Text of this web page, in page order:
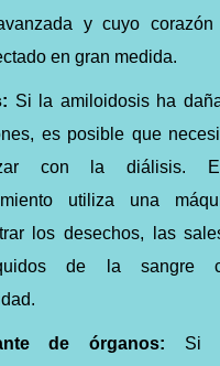
y cuyo corazón
en gran medida.
Si la amiloidosis ha
es posible que
con la diálisis.
utiliza una
los desechos, las
de la sangre
de órganos: Si